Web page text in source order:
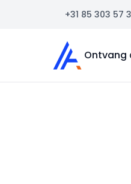
+31 85 303 57
Auto Atlas
Ontvang